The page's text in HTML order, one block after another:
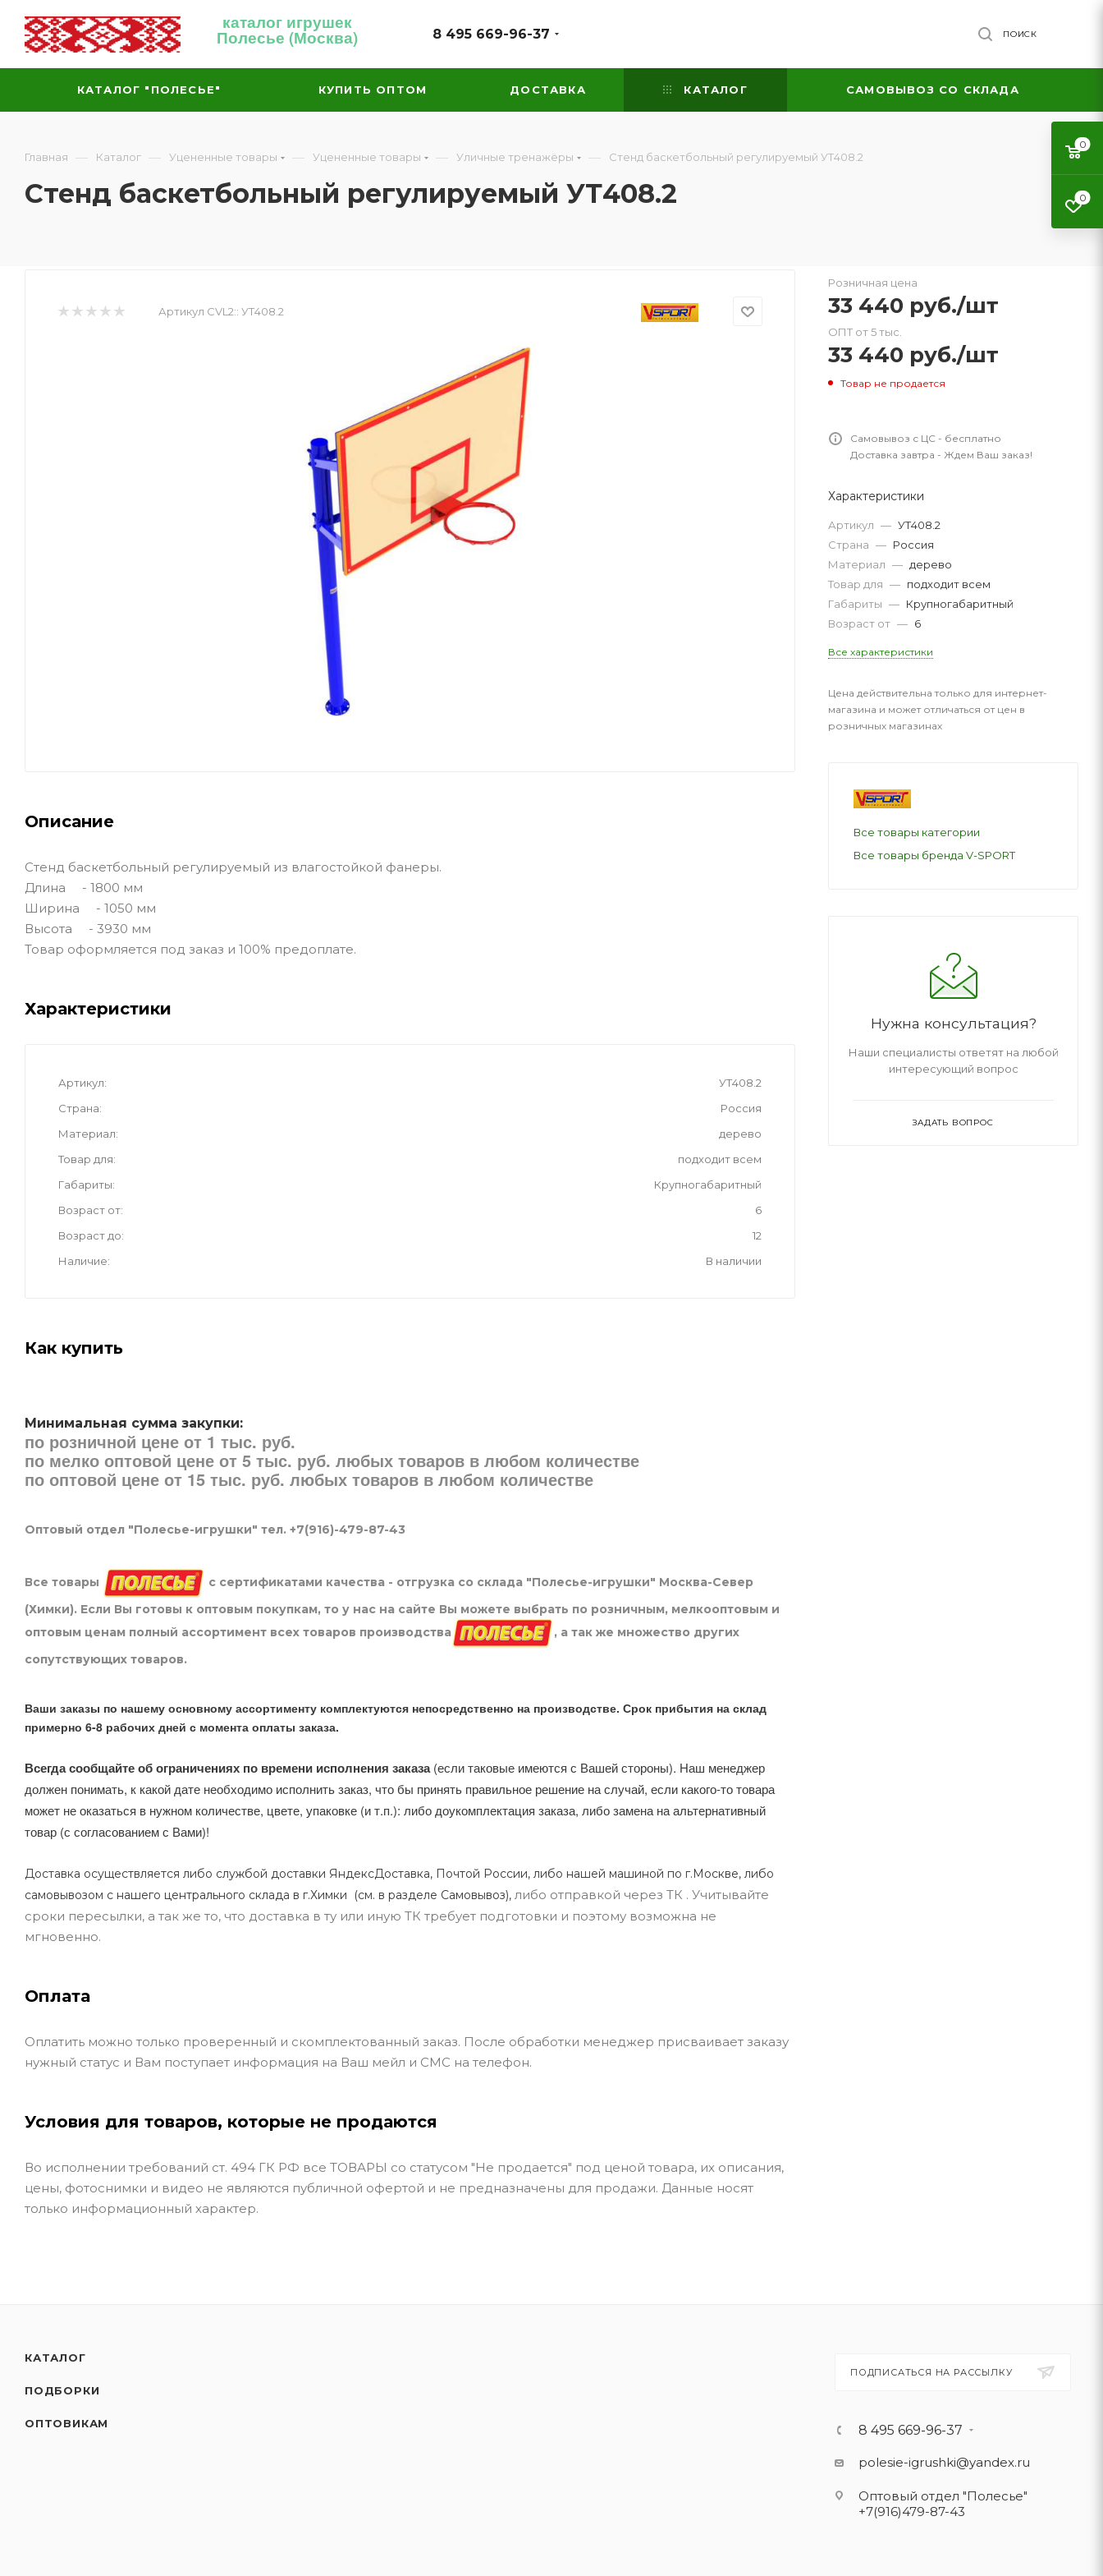
каталог игрушек
Полесье (Москва) 8 495 669-96-37 ПОИСК
КАТАЛОГ "ПОЛЕСЬЕ" КУПИТЬ ОПТОМ ДОСТАВКА КАТАЛОГ САМОВЫВОЗ СО СКЛАДА
Главная — Каталог — Уцененные товары — Уцененные товары — Уличные тренажёры — Стенд баскетбольный регулируемый УТ408.2
Стенд баскетбольный регулируемый УТ408.2
Артикул CVL2:: УТ408.2
Описание
Стенд баскетбольный регулируемый из влагостойкой фанеры.
Длина - 1800 мм
Ширина - 1050 мм
Высота - 3930 мм
Товар оформляется под заказ и 100% предоплате.
Характеристики
Артикул
УТ408.2
Страна
Россия
Материал
дерево
Товар для
подходит всем
Габариты
Крупногабаритный
Возраст от
6
Возраст до
12
Наличие
В наличии
Как купить
Минимальная сумма закупки:
по розничной цене от 1 тыс. руб.
по мелко оптовой цене от 5 тыс. руб. любых товаров в любом количестве
по оптовой цене от 15 тыс. руб. любых товаров в любом количестве
Оптовый отдел "Полесье-игрушки" тел. +7(916)-479-87-43
Все товары
с сертификатами качества - отгрузка со склада "Полесье-игрушки" Москва-Север
(Химки). Если Вы готовы к оптовым покупкам, то у нас на сайте Вы можете выбрать по розничным, мелкооптовым и
оптовым ценам полный ассортимент всех товаров производства
, а так же множество других
сопутствующих товаров.
Ваши заказы по нашему основному ассортименту комплектуются непосредственно на производстве. Срок прибытия на склад
примерно 6-8 рабочих дней с момента оплаты заказа.
Всегда сообщайте об ограничениях по времени исполнения заказа(если таковые имеются с Вашей стороны). Наш менеджер
должен понимать, к какой дате необходимо исполнить заказ, что бы принять правильное решение на случай, если какого-то товара
может не оказаться в нужном количестве, цвете, упаковке (и т.п.): либо доукомплектация заказа, либо замена на альтернативный
товар (с согласованием с Вами)!
Доставка осуществляется либо службой доставки ЯндексДоставка, Почтой России, либо нашей машиной по г.Москве, либо
самовывозом с нашего центрального склада в г.Химки (см. в разделе Самовывоз), либо отправкой через ТК . Учитывайте
сроки пересылки, а так же то, что доставка в ту или иную ТК требует подготовки и поэтому возможна не
мгновенно.
Оплата
Оплатить можно только проверенный и скомплектованный заказ. После обработки менеджер присваивает заказу
нужный статус и Вам поступает информация на Ваш мейл и СМС на телефон.
Условия для товаров, которые не продаются
Во исполнении требований ст. 494 ГК РФ все ТОВАРЫ со статусом "Не продается" под ценой товара, их описания,
цены, фотоснимки и видео не являются публичной офертой и не предназначены для продажи. Данные носят
только информационный характер.
Розничная цена
33 440 руб./шт
ОПТ от 5 тыс.
33 440 руб./шт
Товар не продается
Самовывоз с ЦС - бесплатно
Доставка завтра - Ждем Ваш заказ!
Характеристики
Артикул — УТ408.2
Страна — Россия
Материал — дерево
Товар для — подходит всем
Габариты — Крупногабаритный
Возраст от — 6
Все характеристики
Цена действительна только для интернет-
магазина и может отличаться от цен в
розничных магазинах
Все товары категории
Все товары бренда V-SPORT
Нужна консультация?
Наши специалисты ответят на любой
интересующий вопрос
ЗАДАТЬ ВОПРОС
КАТАЛОГ
ПОДБОРКИ
ОПТОВИКАМ
ПОДПИСАТЬСЯ НА РАССЫЛКУ
8 495 669-96-37
polesie-igrushki@yandex.ru
Оптовый отдел "Полесье"
+7(916)479-87-43
0
0